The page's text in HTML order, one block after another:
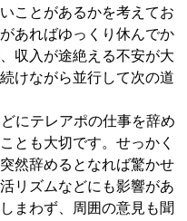
ことがあるかを考えてお
あればゆっくり休んでか
収入が途絶える不安が大
けながら並行して次の道
にテレアポの仕事を辞め
とも大切です。せっかく
然辞めるとなれば驚かせ
リズムなどにも影響があ
まわず、周囲の意見も聞